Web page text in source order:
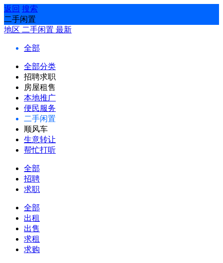
返回 搜索
二手闲置
地区 二手闲置 最新
全部
全部分类
招聘求职
房屋租售
本地推广
便民服务
二手闲置
顺风车
生意转让
帮忙打听
全部
招聘
求职
全部
出租
出售
求租
求购